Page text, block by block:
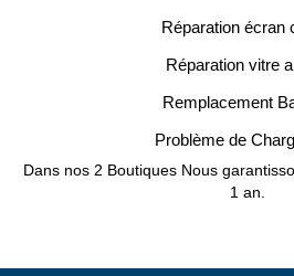
Réparation écran
Réparation vitre
Remplacement
Problème de
Dans nos 2 Boutiques Nous
1 an.